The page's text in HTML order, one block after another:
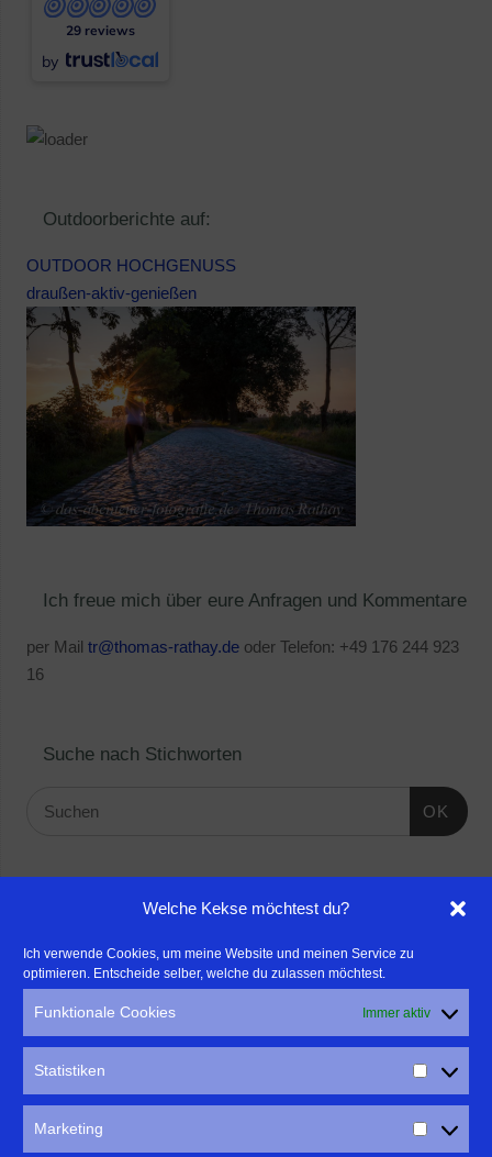
Welche Kekse möchtest du?
Ich verwende Cookies, um meine Website und meinen Service zu
optimieren. Entscheide selber, welche du zulassen möchtest.
Funktionale Cookies Immer aktiv
Statistiken
Marketing
29 reviews
by
Outdoorberichte auf:
OUTDOOR HOCHGENUSS
draußen-aktiv-genießen
Ich freue mich über eure Anfragen und Kommentare
per Mail tr@thomas-rathay.deoder Telefon: +49 176 244 923
16
Suche nach Stichworten
OK
- Für professionelle Fotografen, die ihre Stärken mehr in den
Fokus rücken wollen, empfehle ich eine Beratung durch Frau
Dr. Martina Mettner